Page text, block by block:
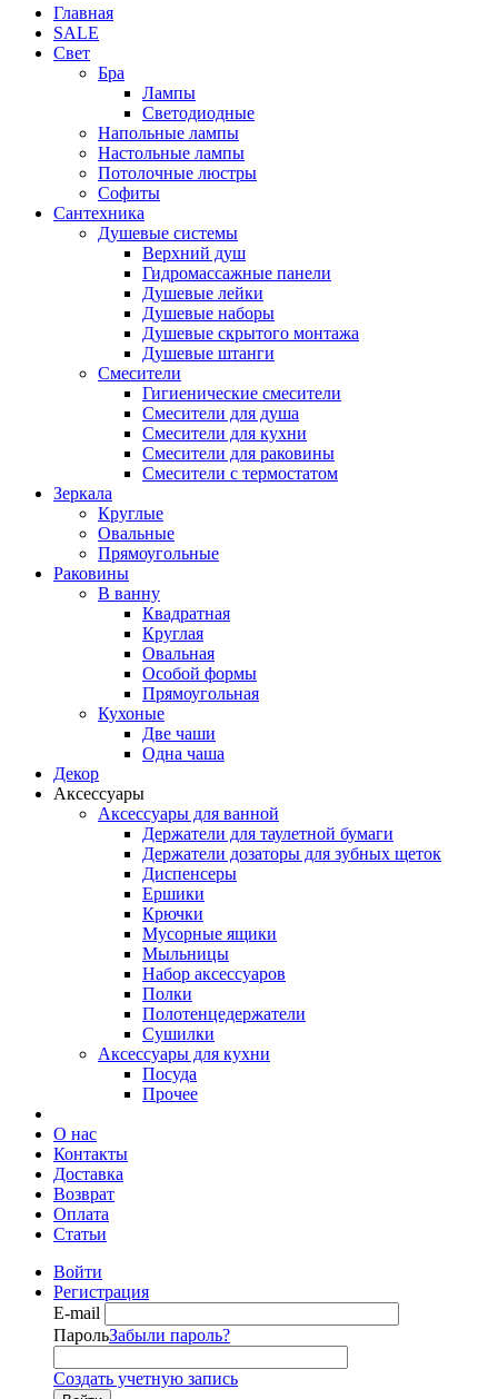
Главная
SALE
Свет
Бра
Лампы
Светодиодные
Напольные лампы
Настольные лампы
Потолочные люстры
Софиты
Сантехника
Душевые системы
Верхний душ
Гидромассажные панели
Душевые лейки
Душевые наборы
Душевые скрытого монтажа
Душевые штанги
Смесители
Гигиенические смесители
Смесители для душа
Смесители для кухни
Смесители для раковины
Смесители с термостатом
Зеркала
Круглые
Овальные
Прямоугольные
Раковины
В ванну
Квадратная
Круглая
Овальная
Особой формы
Прямоугольная
Кухоные
Две чаши
Одна чаша
Декор
Аксессуары
Аксессуары для ванной
Держатели для таулетной бумаги
Держатели дозаторы для зубных щеток
Диспенсеры
Ершики
Крючки
Мусорные ящики
Мыльницы
Набор аксессуаров
Полки
Полотенцедержатели
Сушилки
Аксессуары для кухни
Посуда
Прочее
О нас
Контакты
Доставка
Возврат
Оплата
Статьи
Войти
Регистрация
E-mail
ПарольЗабыли пароль?
Создать учетную запись